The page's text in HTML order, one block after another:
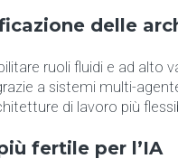
delle
ruoli fluidi e ad alto
a sistemi multi-
di lavoro più
fertile per l’IA